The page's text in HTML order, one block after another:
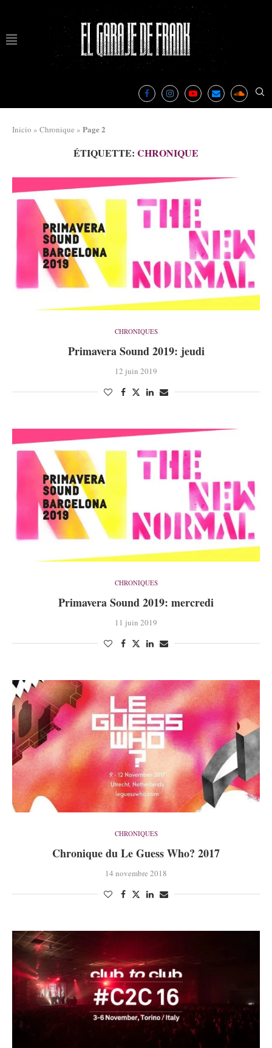
Inicio » Chronique » Page 2
ÉTIQUETTE: CHRONIQUE
CHRONIQUES
Primavera Sound 2019: jeudi
12 juin 2019
CHRONIQUES
Primavera Sound 2019: mercredi
11 juin 2019
CHRONIQUES
Chronique du Le Guess Who? 2017
14 novembre 2018